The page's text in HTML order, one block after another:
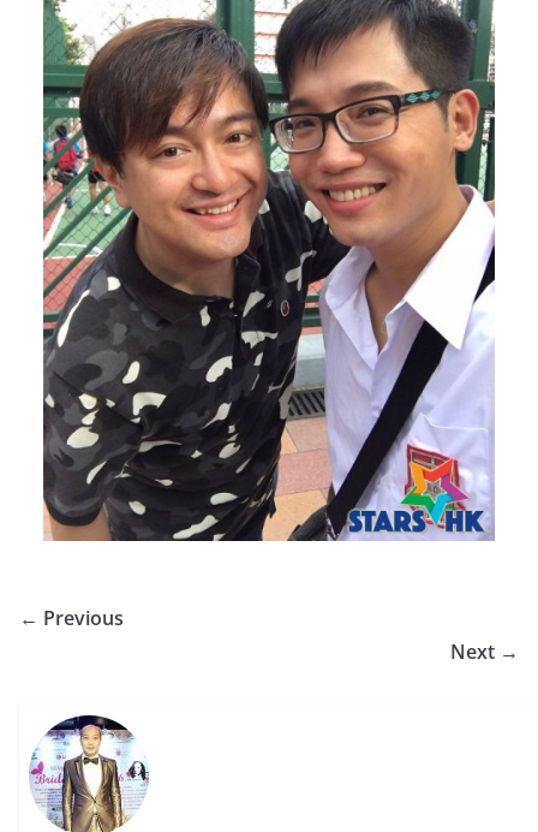
← Previous
Next →